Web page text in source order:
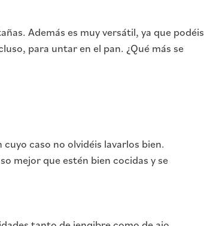
Además es muy versátil, ya que podéis
para untar en el pan. ¿Qué más se
caso no olvidéis lavarlos bien.
mejor que estén bien cocidas y se